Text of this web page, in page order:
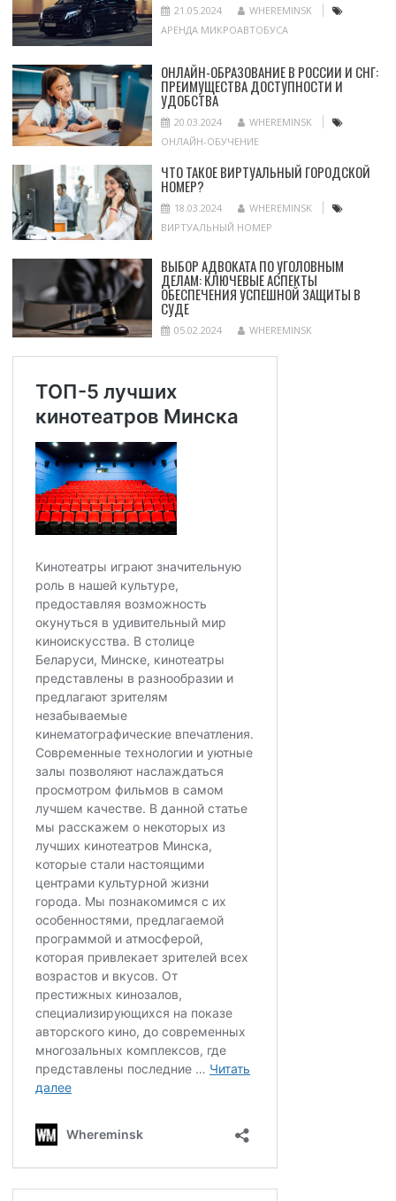
21.05.2024
WHEREMINSK
АРЕНДА МИКРОАВТОБУСА
ОНЛАЙН-ОБРАЗОВАНИЕ В РОССИИ И СНГ:
ПРЕИМУЩЕСТВА ДОСТУПНОСТИ И
УДОБСТВА
20.03.2024
WHEREMINSK
ОНЛАЙН-ОБУЧЕНИЕ
ЧТО ТАКОЕ ВИРТУАЛЬНЫЙ ГОРОДСКОЙ
НОМЕР?
18.03.2024
WHEREMINSK
ВИРТУАЛЬНЫЙ НОМЕР
ВЫБОР АДВОКАТА ПО УГОЛОВНЫМ
ДЕЛАМ: КЛЮЧЕВЫЕ АСПЕКТЫ
ОБЕСПЕЧЕНИЯ УСПЕШНОЙ ЗАЩИТЫ В
СУДЕ
05.02.2024 WHEREMINSK